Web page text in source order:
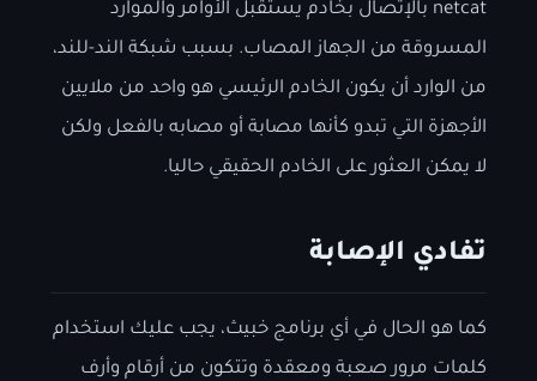
netcat بالإتصال بخادم يستقبل الأوامر والموارد
المسروقة من الجهاز المصاب. بسبب شبكة الند-للند،
من الوارد أن يكون الخادم الرئيسي هو واحد من ملايين
الأجهزة التي تبدو كأنها مصابة أو مصابه بالفعل ولكن
لا يمكن العثور على الخادم الحقيقي حاليا.
تفادي الإصابة
كما هو الحال في أي برنامج خبيث، يجب عليك استخدام
كلمات مرور صعبة ومعقدة وتتكون من أرقام وأرف